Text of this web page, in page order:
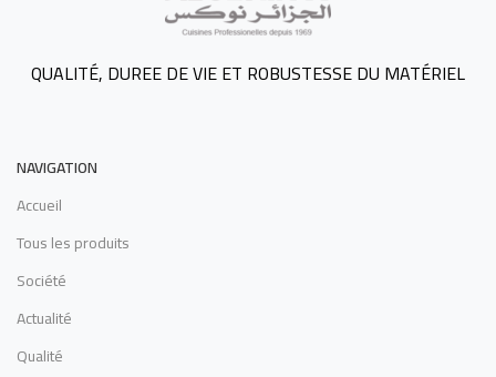
QUALITÉ, DUREE DE VIE ET ROBUSTESSE DU MATÉRIEL
NAVIGATION
Accueil
Tous les produits
Société
Actualité
Qualité